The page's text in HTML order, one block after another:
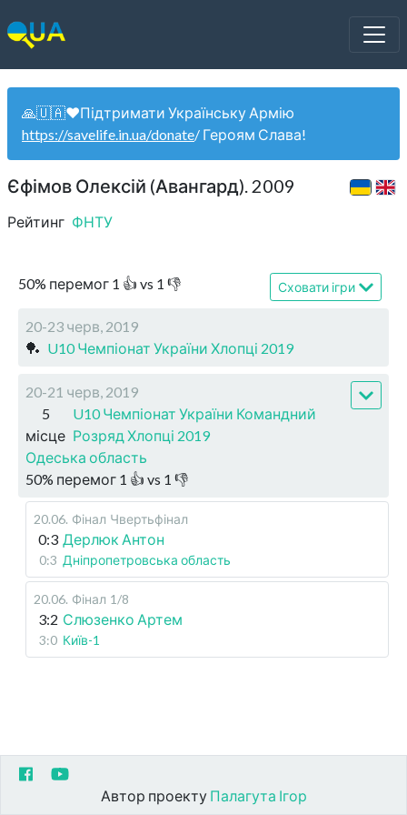
🙏🇺🇦❤️Підтримати Українську Армію
https://savelife.in.ua/donate/ Героям Слава!
Єфімов Олексій (Авангард). 2009
Рейтинг ФНТУ
50% перемог 1 👍 vs 1 👎 Сховати ігри
20-23 черв, 2019
🏓 U10 Чемпіонат України Хлопці 2019
20-21 черв, 2019
5
місце
U10 Чемпіонат України Командний
Розряд Хлопці 2019
Одеська область
50% перемог 1 👍 vs 1 👎
20.06. Фінал Чвертьфінал
0:3 Дерлюк Антон
0:3 Дніпропетровська область
20.06. Фінал 1/8
3:2 Слюзенко Артем
3:0 Київ-1
Автор проекту Палагута Ігор